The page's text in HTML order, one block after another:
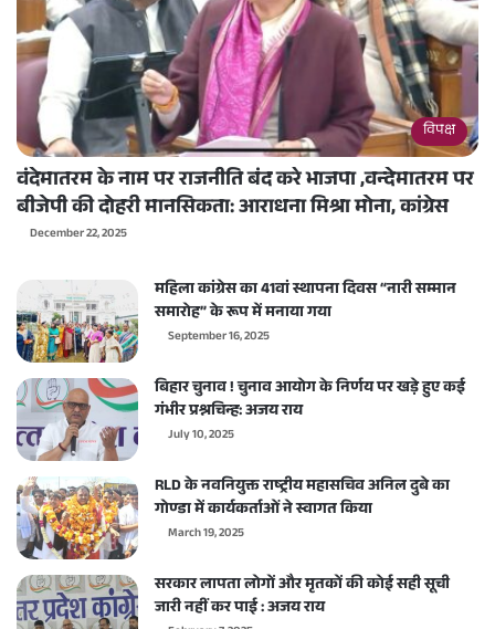
विपक्ष
वंदेमातरम के नाम पर राजनीति बंद करे भाजपा ,वन्देमातरम पर
बीजेपी की दोहरी मानसिकता: आराधना मिश्रा मोना, कांग्रेस
December 22, 2025
महिला कांग्रेस का 41वां स्थापना दिवस “नारी सम्मान
समारोह” के रूप में मनाया गया
September 16, 2025
बिहार चुनाव ! चुनाव आयोग के निर्णय पर खड़े हुए कई
गंभीर प्रश्नचिन्ह: अजय राय
July 10, 2025
RLD के नवनियुक्त राष्ट्रीय महासचिव अनिल दुबे का
गोण्डा में कार्यकर्ताओं ने स्वागत किया
March 19, 2025
सरकार लापता लोगों और मृतकों की कोई सही सूची
जारी नहीं कर पाई : अजय राय